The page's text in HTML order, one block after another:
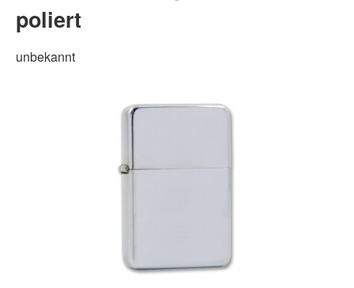
poliert
unbekannt
Bildergalerie überspringen